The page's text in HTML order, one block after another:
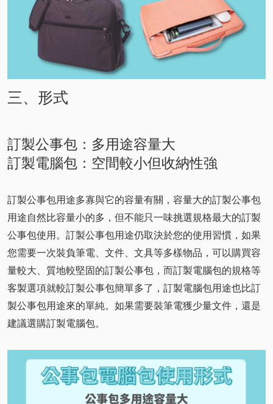
三、形式
訂製公事包：多用途容量大
訂製電腦包：空間較小但收納性強
訂製公事包用途多寡與它的容量有關，容量大的訂製公事包
用途自然比容量小的多，但不能只一味挑選規格最大的訂製
公事包使用。訂製公事包用途仍取決於您的使用習慣，如果
您需要一次裝負筆電、文件、文具等多樣物品，可以購買容
量較大、質地較堅固的訂製公事包，而訂製電腦包的規格等
客製選項就較訂製公事包簡單多了，訂製電腦包用途也比訂
製公事包用途來的單純。如果需要裝筆電獲少量文件，還是
建議選購訂製電腦包。